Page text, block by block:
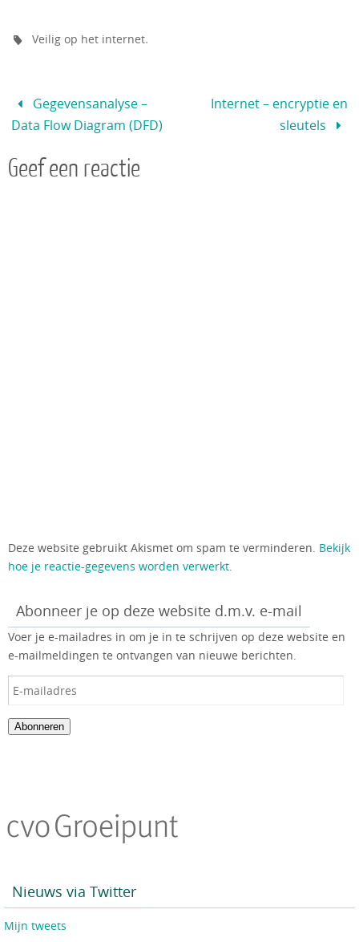
Veilig op het internet.
Gegevensanalyse –
Data Flow Diagram (DFD)
Internet – encryptie en
sleutels
Geef een reactie
Deze website gebruikt Akismet om spam te verminderen. Bekijk
hoe je reactie-gegevens worden verwerkt.
Abonneer je op deze website d.m.v. e-mail
Voer je e-mailadres in om je in te schrijven op deze website en
e-mailmeldingen te ontvangen van nieuwe berichten.
Abonneren
Nieuws via Twitter
Mijn tweets